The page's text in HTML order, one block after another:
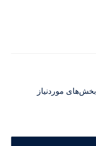
بخش‌های موردنیاز